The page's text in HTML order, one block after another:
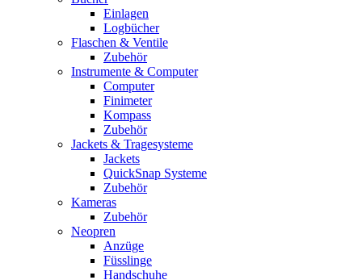
Einlagen
Logbücher
Flaschen & Ventile
Zubehör
Instrumente & Computer
Computer
Finimeter
Kompass
Zubehör
Jackets & Tragesysteme
Jackets
QuickSnap Systeme
Zubehör
Kameras
Zubehör
Neopren
Anzüge
Füsslinge
Handschuhe